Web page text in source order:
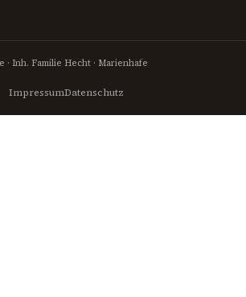
· Inh. Familie Hecht · Marienhafe
ImpressumDatenschutz